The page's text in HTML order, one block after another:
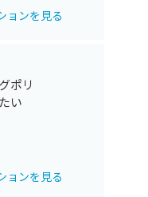
ョンを見る
ポリ
い
ョンを見る